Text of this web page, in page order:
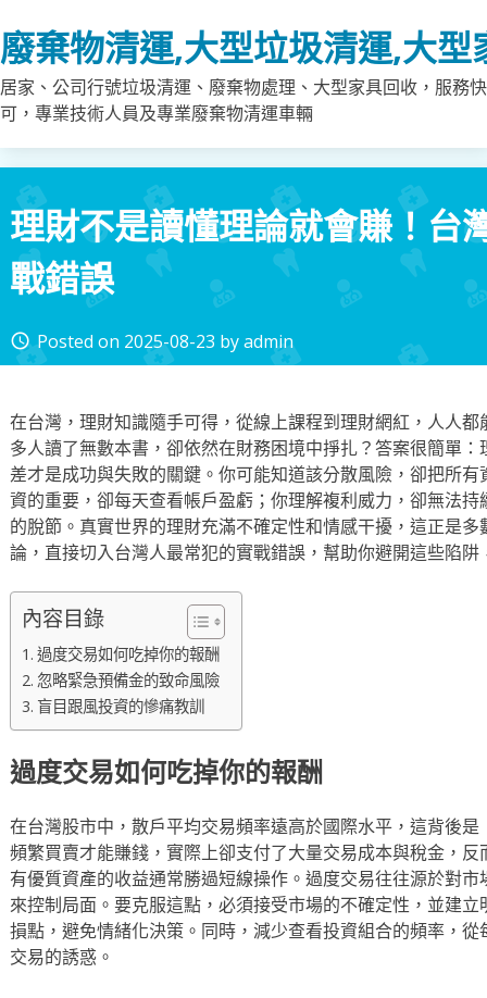
to
content
廢棄物清運,大型垃圾清運,大
居家、公司行號垃圾清運、廢棄物處理、大型家具回收，服務
可，專業技術人員及專業廢棄物清運車輛
理財不是讀懂理論就會賺！台
戰錯誤
access_time Posted on 2025-08-23 byadmin
在台灣，理財知識隨手可得，從線上課程到理財網紅，人人
多人讀了無數本書，卻依然在財務困境中掙扎？答案很簡單
差才是成功與失敗的關鍵。你可能知道該分散風險，卻把所
資的重要，卻每天查看帳戶盈虧；你理解複利威力，卻無法
的脫節。真實世界的理財充滿不確定性和情感干擾，這正是
論，直接切入台灣人最常犯的實戰錯誤，幫助你避開這些陷
內容目錄
過度交易如何吃掉你的報酬
忽略緊急預備金的致命風險
盲目跟風投資的慘痛教訓
過度交易如何吃掉你的報酬
在台灣股市中，散戶平均交易頻率遠高於國際水平，這背後
頻繁買賣才能賺錢，實際上卻支付了大量交易成本與稅金，
有優質資產的收益通常勝過短線操作。過度交易往往源於對
來控制局面。要克服這點，必須接受市場的不確定性，並建
損點，避免情緒化決策。同時，減少查看投資組合的頻率，
交易的誘惑。